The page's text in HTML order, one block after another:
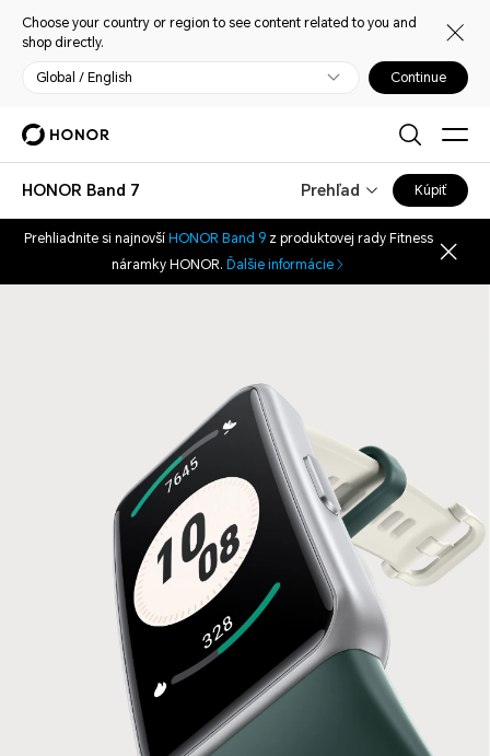
Choose your country or region to see content related to you and
shop directly.
Global / English Continue
HONOR Band 7 Prehľad Kúpiť
Prehliadnite si najnovší HONOR Band 9 z produktovej rady Fitness
náramky HONOR. Ďalšie informácie